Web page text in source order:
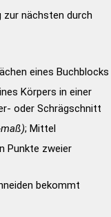
zur nächsten durch
eines Buchblocks
Körpers in einer
oder Schrägschnitt
; Mittel
Punkte zweier
bekommt